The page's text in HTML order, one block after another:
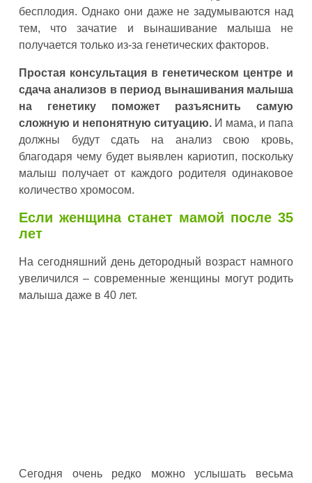
бесплодия. Однако они даже не задумываются над
тем, что зачатие и вынашивание малыша не
получается только из-за генетических факторов.
Простая консультация в генетическом центре и
сдача анализов в период вынашивания малыша
на генетику поможет разъяснить самую
сложную и непонятную ситуацию. И мама, и папа
должны будут сдать на анализ свою кровь,
благодаря чему будет выявлен кариотип, поскольку
малыш получает от каждого родителя одинаковое
количество хромосом.
Если женщина станет мамой после 35
лет
На сегодняшний день детородный возраст намного
увеличился – современные женщины могут родить
малыша даже в 40 лет.
Сегодня очень редко можно услышать весьма